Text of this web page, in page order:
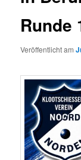
Runde
Veröffentlicht am